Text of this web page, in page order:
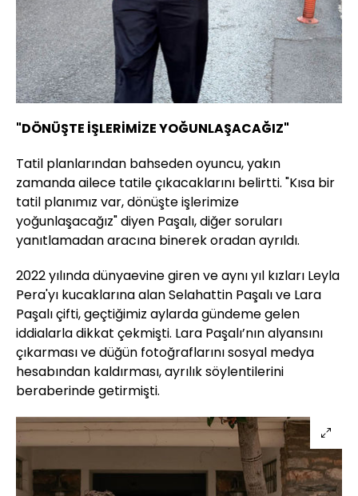
"DÖNÜŞTE İŞLERİMİZE YOĞUNLAŞACAĞIZ"
Tatil planlarından bahseden oyuncu, yakın
zamanda ailece tatile çıkacaklarını belirtti. "Kısa bir
tatil planımız var, dönüşte işlerimize
yoğunlaşacağız" diyen Paşalı, diğer soruları
yanıtlamadan aracına binerek oradan ayrıldı.
2022 yılında dünyaevine giren ve aynı yıl kızları Leyla
Pera'yı kucaklarına alan Selahattin Paşalı ve Lara
Paşalı çifti, geçtiğimiz aylarda gündeme gelen
iddialarla dikkat çekmişti. Lara Paşalı’nın alyansını
çıkarması ve düğün fotoğraflarını sosyal medya
hesabından kaldırması, ayrılık söylentilerini
beraberinde getirmişti.